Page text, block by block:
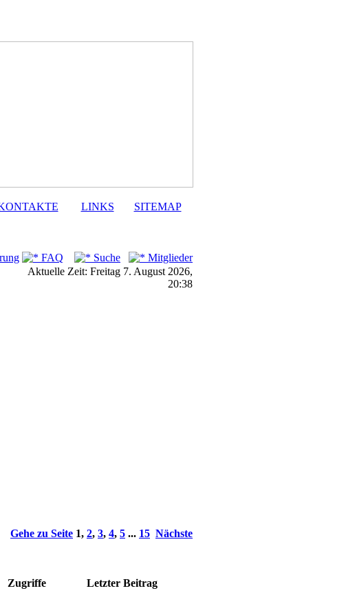
LINKS SITEMAP
FAQ Suche
Mitglieder
Aktuelle Zeit: Freitag 7. August 2026,
20:38
Gehe zu Seite 1, 2, 3, 4, 5 ... 15 Nächste
Zugriffe Letzter Beitrag